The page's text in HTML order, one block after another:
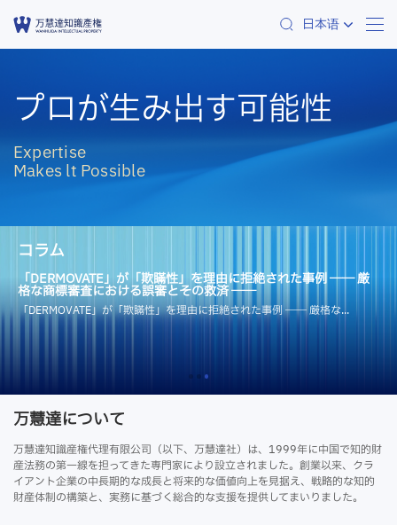
日本语
プロが生み出す可能性
Expertise
Makes lt Possible
コラム
「DERMOVATE」が「欺瞞性」を理由に拒絶された事例 ―― 厳
格な商標審査における誤審とその救済 ――
「DERMOVATE」が「欺瞞性」を理由に拒絶された事例 ―― 厳格な...
万慧達について
万慧達知識産権代理有限公司（以下、万慧達社）は、1999年に中国で知的財
産法務の第一線を担ってきた専門家により設立されました。創業以来、クラ
イアント企業の中長期的な成長と将来的な価値向上を見据え、戦略的な知的
財産体制の構築と、実務に基づく総合的な支援を提供してまいりました。